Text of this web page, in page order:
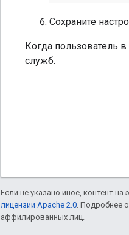
Сохраните
Когда пользователь
служб.
Если не указано иное, контент
лицензии Apache 2.0. Подробнее
аффилированных лиц.